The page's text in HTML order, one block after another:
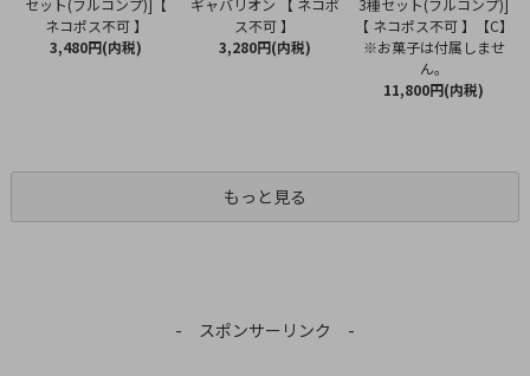
セット(フルコンプ)]【
ネコポス不可 】
3,480円(内税)
ス不可 】
3,280円(内税)
3種セット(フルコンプ)]
【 ネコポス不可 】【C】
※お菓子は付属しませ
ん。
11,800円(内税)
もっと見る
- スポンサーリンク -